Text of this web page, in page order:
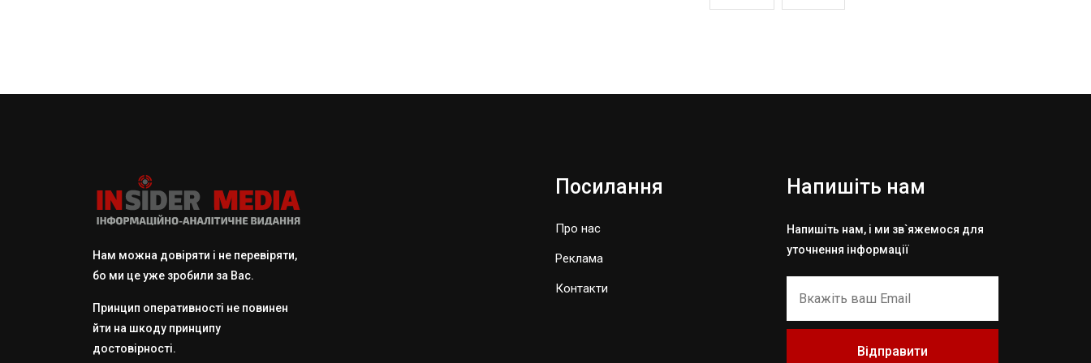
Нам можна довіряти і не перевіряти,
бо ми це уже зробили за Вас.
Принцип оперативності не повинен
йти на шкоду принципу
достовірності.
Посилання
Про нас
Реклама
Контакти
Напишіть нам
Напишіть нам, і ми зв`яжемося для
уточнення інформації
Відправити